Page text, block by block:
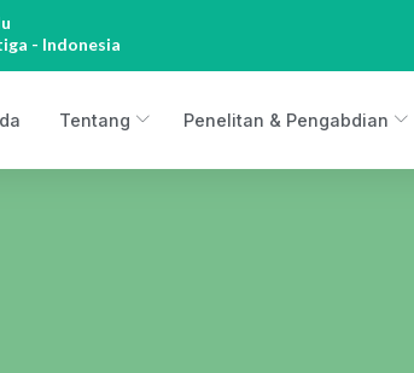
- Indonesia
Tentang Penelitan & Pengabdian